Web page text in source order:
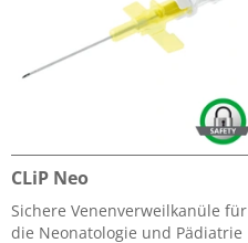
CLiP Neo
Sichere Venenverweilkanüle für
die Neonatologie und Pädiatrie